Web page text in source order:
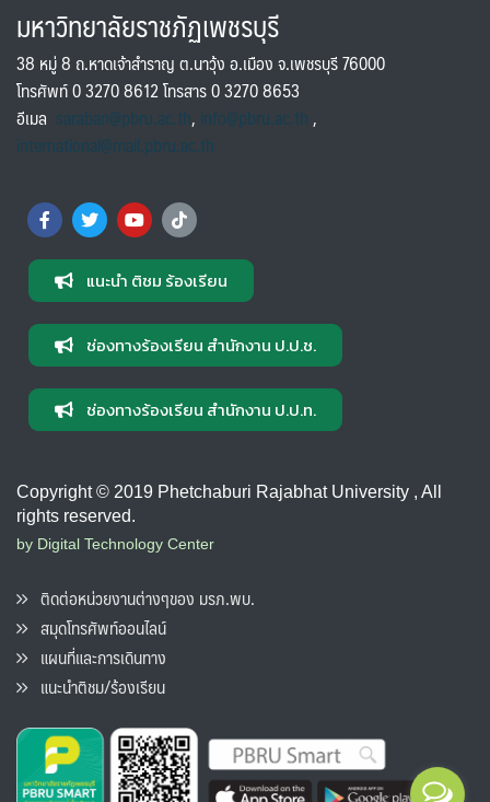
มหาวิทยาลัยราชภัฏเพชรบุรี
38 หมู่ 8 ถ.หาดเจ้าสำราญ ต.นาวุ้ง อ.เมือง จ.เพชรบุรี 76000
โทรศัพท์ 0 3270 8612 โทรสาร 0 3270 8653
อีเมล saraban@pbru.ac.th, info@pbru.ac.th,
international@mail.pbru.ac.th
แนะนำ ติชม ร้องเรียน
ช่องทางร้องเรียน สำนักงาน ป.ป.ช.
ช่องทางร้องเรียน สำนักงาน ป.ป.ท.
Copyright © 2019 Phetchaburi Rajabhat University , All
rights reserved.
by Digital Technology Center
ติดต่อหน่วยงานต่างๆของ มรภ.พบ.
สมุดโทรศัพท์ออนไลน์
แผนที่และการเดินทาง
แนะนำติชม/ร้องเรียน